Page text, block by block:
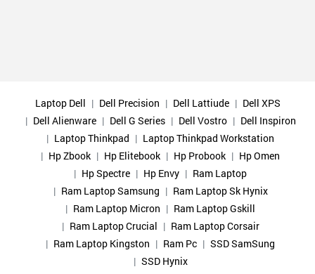
Laptop Dell Dell Precision Dell Lattiude
Dell XPS
Dell Alienware
Dell G Series Dell Vostro
Dell Inspiron
Laptop Thinkpad
Laptop Thinkpad Workstation
Hp Zbook
Hp Elitebook Hp Probook
Hp Omen
Hp Spectre
Hp Envy
Ram Laptop
Ram Laptop Samsung
Ram Laptop Sk Hynix
Ram Laptop Micron
Ram Laptop Gskill
Ram Laptop Crucial
Ram Laptop Corsair
Ram Laptop Kingston
Ram Pc
SSD SamSung
SSD Hynix